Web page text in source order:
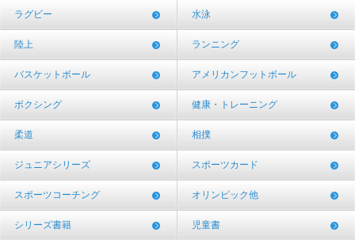
ラグビー 水泳
陸上 ランニング
バスケットボール アメリカンフットボール
ボクシング 健康・トレーニング
柔道 相撲
ジュニアシリーズ スポーツカード
スポーツコーチング オリンピック他
シリーズ書籍 児童書